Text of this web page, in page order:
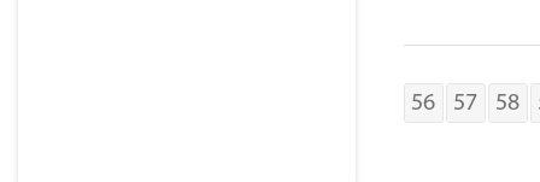
56 57 58